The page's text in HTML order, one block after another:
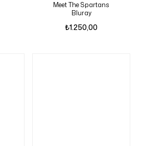
Meet The Spartans
Bluray
₺1.250,00